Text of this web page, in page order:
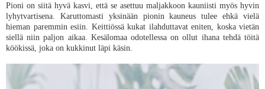
Pioni on siitä hyvä kasvi, että se asettuu maljakkoon kauniisti myös hyvin
lyhytvartisena. Karuttomasti yksinään pionin kauneus tulee ehkä vielä
hieman paremmin esiin. Keittiössä kukat ilahduttavat eniten, koska vietän
siellä niin paljon aikaa. Kesälomaa odotellessa on ollut ihana tehdä töitä
köökissä, joka on kukkinut läpi käsin.